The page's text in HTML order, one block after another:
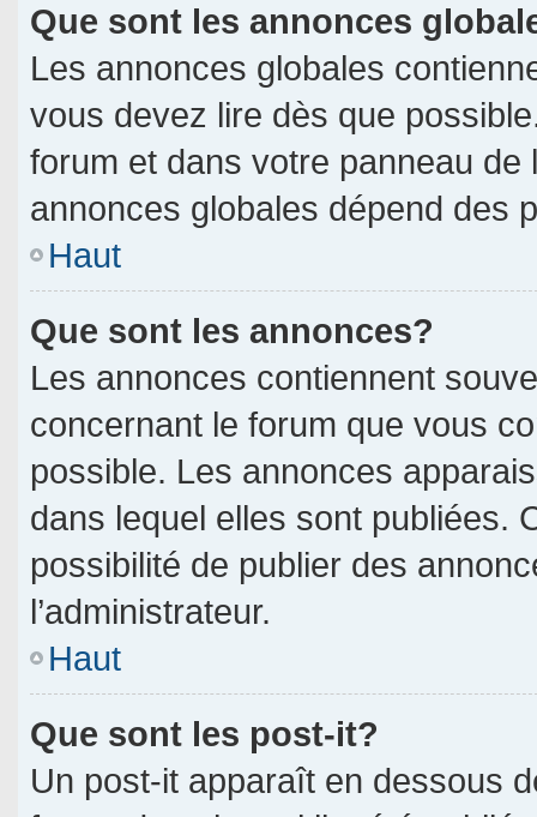
Que sont les annonces
Les annonces globales
vous devez lire dès que
forum et dans votre panneau de
annonces globales dépend des
Haut
Que sont les annonces?
Les annonces contiennent
concernant le forum que vous
possible. Les annonces
dans lequel elles sont publiées.
possibilité de publier des
l’administrateur.
Haut
Que sont les post-it?
Un post-it apparaît en dessous